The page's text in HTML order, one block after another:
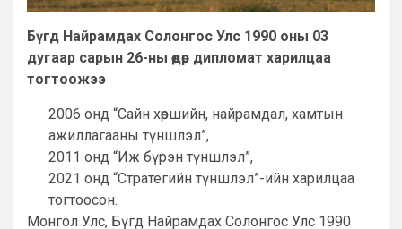
Бүгд Найрамдах Солонгос Улс 1990 оны 03
дугаар сарын 26-ны өдөр дипломат харилцаа
тогтоожээ
2006 онд “Сайн хөршийн, найрамдал, хамтын
ажиллагааны түншлэл”,
2011 онд “Иж бүрэн түншлэл”,
2021 онд “Стратегийн түншлэл”-ийн харилцаа
тогтоосон.
Монгол Улс, Бүгд Найрамдах Солонгос Улс 1990